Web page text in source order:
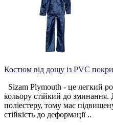
Костюм від дощу із PVC
Sizam Plymouth - це легкий
кольору стійкий до зминання.
поліестеру, тому має
стійкість до деформації ..